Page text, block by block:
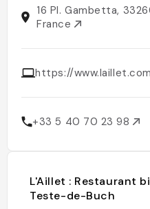
16 Pl. Gambetta,
France
https://
+33 5 40 70 23 98
L'Aillet : Restaurant
Teste-de-Buch